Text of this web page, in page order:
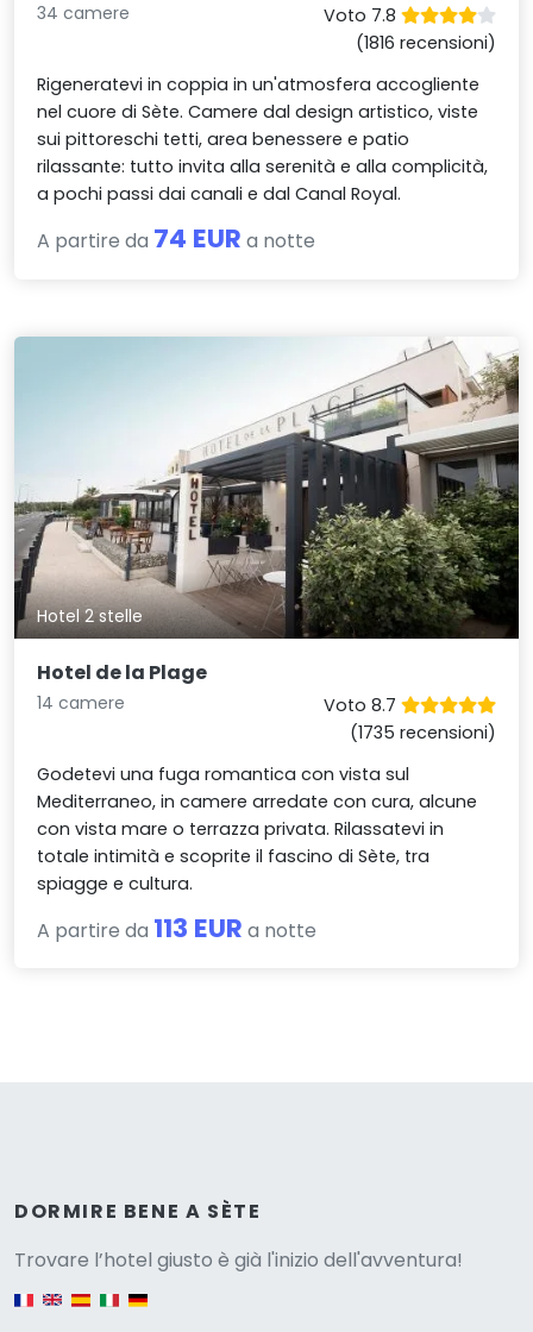
34 camere
Voto 7.8
(1816 recensioni)
Rigeneratevi in coppia in un'atmosfera accogliente
nel cuore di Sète. Camere dal design artistico, viste
sui pittoreschi tetti, area benessere e patio
rilassante: tutto invita alla serenità e alla complicità,
a pochi passi dai canali e dal Canal Royal.
A partire da 74 EUR a notte
Hotel 2 stelle
Hotel de la Plage
14 camere
Voto 8.7
(1735 recensioni)
Godetevi una fuga romantica con vista sul
Mediterraneo, in camere arredate con cura, alcune
con vista mare o terrazza privata. Rilassatevi in
totale intimità e scoprite il fascino di Sète, tra
spiagge e cultura.
A partire da 113 EUR a notte
DORMIRE BENE A SÈTE
Trovare l’hotel giusto è già l'inizio dell'avventura!